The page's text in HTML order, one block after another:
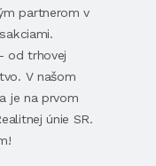
partnerom v
od trhovej
V našom
je na prvom
únie SR.